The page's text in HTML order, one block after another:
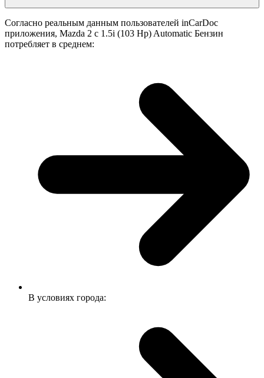
Согласно реальным данным пользователей inCarDoc
приложения, Mazda 2 с 1.5i (103 Hp) Automatic Бензин
потребляет в среднем:
В условиях города: